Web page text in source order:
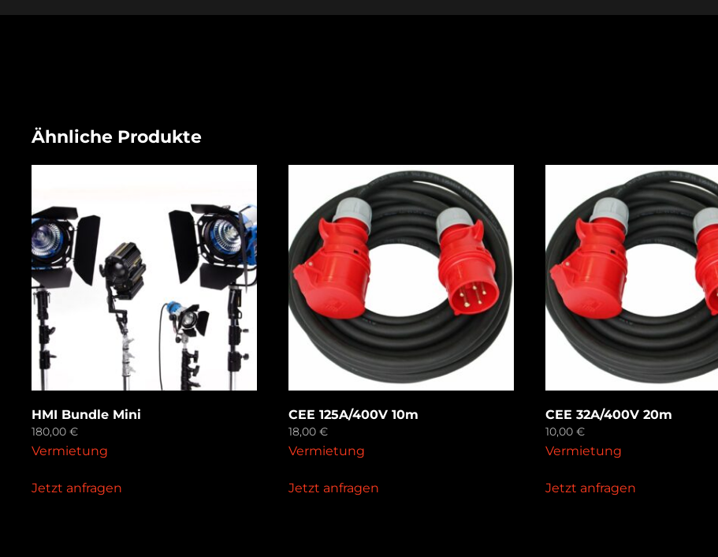
Ähnliche Produkte
HMI Bundle Mini
180,00 €
Vermietung
Jetzt anfragen
CEE 125A/400V 10m
18,00 €
Vermietung
Jetzt anfragen
CEE 32A/400V 20m
10,00 €
Vermietung
Jetzt anfragen